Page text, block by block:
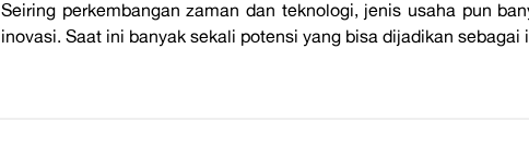
Seiring perkembangan zaman dan teknologi, jenis usaha pun
inovasi. Saat ini banyak sekali potensi yang bisa dijadikan sebagai